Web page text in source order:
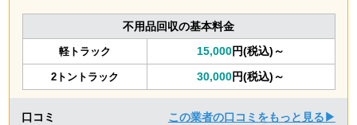
不用品回収の基本料金
軽トラック 15,000円(税込)～
2トントラック 30,000円(税込)～
口コミ この業者の口コミをもっと見る▶